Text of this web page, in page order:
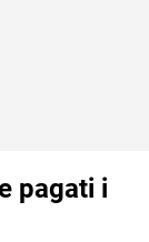
pagati i